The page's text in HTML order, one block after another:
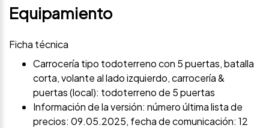
Equipamiento
Ficha técnica
Carrocería tipo todoterreno con 5 puertas, batalla
corta, volante al lado izquierdo, carrocería &
puertas (local): todoterreno de 5 puertas
Información de la versión: número última lista de
precios: 09.05.2025, fecha de comunicación: 12